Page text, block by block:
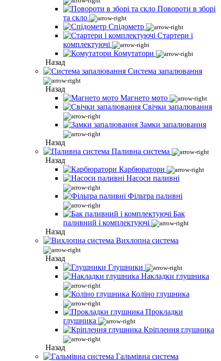
Повороти в зборі
та скло
Спідометр
Стартери і
комплектуючі
Комутатори
Назад
Система запалювання
Назад
Магнето мото
Свічки запалювання
Замки запалювання
Назад
Паливна система
Назад
Карбюратори
Насоси паливні
Фільтра паливні
Бак
паливний і комплектуючі
Назад
Вихлопна система
Назад
Глушники
Накладки глушника
Коліно глушника
Прокладки
глушника
Кріплення глушника
Назад
Гальмівна система